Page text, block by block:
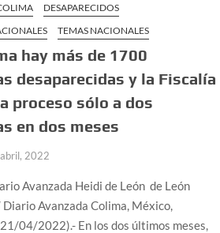
DESAPARECIDOS
TEMAS NACIONALES
hay más de 1700
desaparecidas y la Fiscalía
proceso sólo a dos
en dos meses
2022
Avanzada Heidi de León de León
Avanzada Colima, México,
04/2022).- En los dos últimos meses,